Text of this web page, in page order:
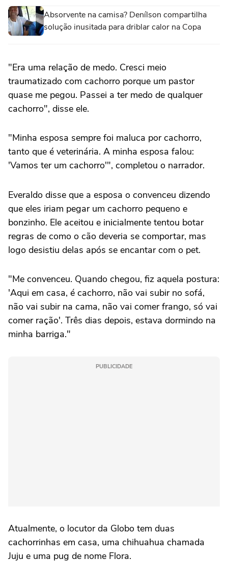
Absorvente na camisa? Denílson compartilha
solução inusitada para driblar calor na Copa
"Era uma relação de medo. Cresci meio
traumatizado com cachorro porque um pastor
quase me pegou. Passei a ter medo de qualquer
cachorro", disse ele.
"Minha esposa sempre foi maluca por cachorro,
tanto que é veterinária. A minha esposa falou:
'Vamos ter um cachorro'", completou o narrador.
Everaldo disse que a esposa o convenceu dizendo
que eles iriam pegar um cachorro pequeno e
bonzinho. Ele aceitou e inicialmente tentou botar
regras de como o cão deveria se comportar, mas
logo desistiu delas após se encantar com o pet.
"Me convenceu. Quando chegou, fiz aquela postura:
'Aqui em casa, é cachorro, não vai subir no sofá,
não vai subir na cama, não vai comer frango, só vai
comer ração'. Três dias depois, estava dormindo na
minha barriga."
PUBLICIDADE
Atualmente, o locutor da Globo tem duas
cachorrinhas em casa, uma chihuahua chamada
Juju e uma pug de nome Flora.